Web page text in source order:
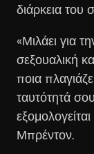
διάρκεια του
«Μιλάει για
σεξουαλική
ποια
ταυτότητά
Μπρέντον.